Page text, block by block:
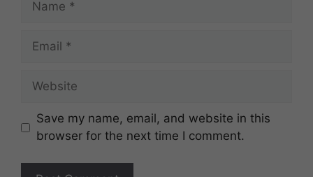
Website
Save my name, email, and website in this
browser for the next time I comment.